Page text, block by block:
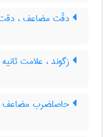
دقّت مضاعف ،
زگوند ، علامت
حاصلضرب مضاعف